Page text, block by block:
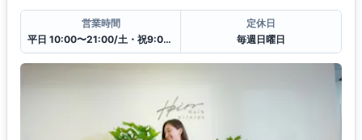
営業時間
平日 10:00〜21:00/土・祝9:00〜20:00
定休日
毎週日曜日